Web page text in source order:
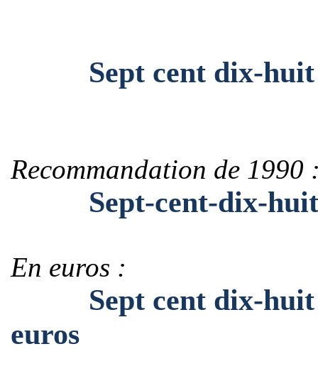
Sept cent dix-huit
Recommandation de 1990
Sept-cent-dix-huit-
En euros :
Sept cent dix-huit
euros